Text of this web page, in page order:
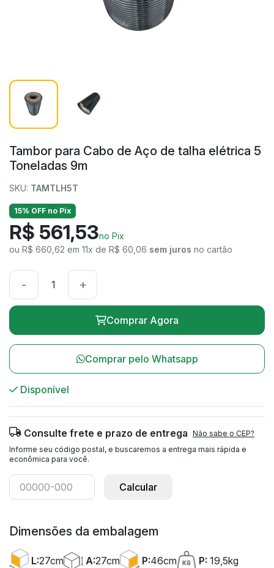
Tambor para Cabo de Aço de talha elétrica 5
Toneladas 9m
SKU: TAMTLH5T
15% OFF no Pix
R$ 561,53no Pix
ou R$ 660,62 em 11x de R$ 60,06 sem juros no cartão
- +
Comprar Agora
Comprar pelo Whatsapp
Disponível
Consulte frete e prazo de entrega Não sabe o CEP?
Informe seu código postal, e buscaremos a entrega mais rápida e
econômica para você.
Calcular
Dimensões da embalagem
L:27cm A:27cm P:46cm P: 19,5kg